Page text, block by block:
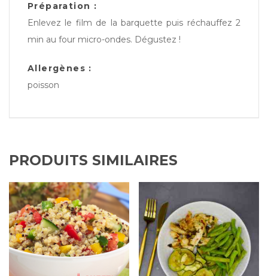
Préparation :
Enlevez le film de la barquette puis réchauffez 2
min au four micro-ondes. Dégustez !
Allergènes :
poisson
PRODUITS SIMILAIRES